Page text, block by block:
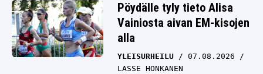
Pöydälle tyly tieto Alisa
Vainiosta aivan EM-kisojen
alla
YLEISURHEILU
07.08.2026
LASSE HONKANEN